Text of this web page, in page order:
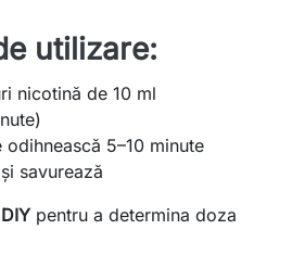
utilizare:
nicotină de 10 ml
odihnească 5–10 minute
savurează
pentru a determina doza